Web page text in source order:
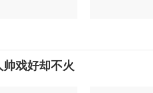
戏好却不火